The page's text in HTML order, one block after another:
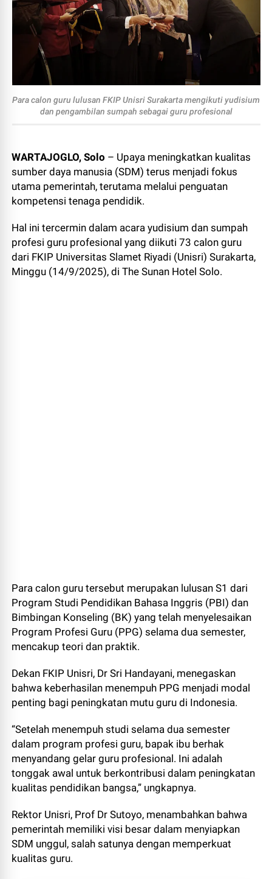
Para calon guru lulusan FKIP Unisri Surakarta mengikuti yudisium
dan pengambilan sumpah sebagai guru profesional
WARTAJOGLO, Solo – Upaya meningkatkan kualitas
sumber daya manusia (SDM) terus menjadi fokus
utama pemerintah, terutama melalui penguatan
kompetensi tenaga pendidik.
Hal ini tercermin dalam acara yudisium dan sumpah
profesi guru profesional yang diikuti 73 calon guru
dari FKIP Universitas Slamet Riyadi (Unisri) Surakarta,
Minggu (14/9/2025), di The Sunan Hotel Solo.
Para calon guru tersebut merupakan lulusan S1 dari
Program Studi Pendidikan Bahasa Inggris (PBI) dan
Bimbingan Konseling (BK) yang telah menyelesaikan
Program Profesi Guru (PPG) selama dua semester,
mencakup teori dan praktik.
Dekan FKIP Unisri, Dr Sri Handayani, menegaskan
bahwa keberhasilan menempuh PPG menjadi modal
penting bagi peningkatan mutu guru di Indonesia.
“Setelah menempuh studi selama dua semester
dalam program profesi guru, bapak ibu berhak
menyandang gelar guru profesional. Ini adalah
tonggak awal untuk berkontribusi dalam peningkatan
kualitas pendidikan bangsa,” ungkapnya.
Rektor Unisri, Prof Dr Sutoyo, menambahkan bahwa
pemerintah memiliki visi besar dalam menyiapkan
SDM unggul, salah satunya dengan memperkuat
kualitas guru.